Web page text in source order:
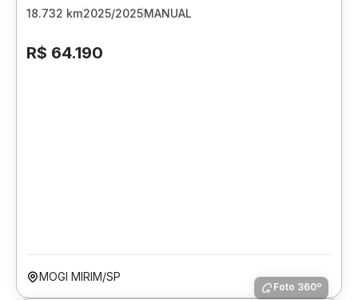
18.732 km2025/2025MANUAL
R$ 64.190
MOGI MIRIM/SP
Foto 360º